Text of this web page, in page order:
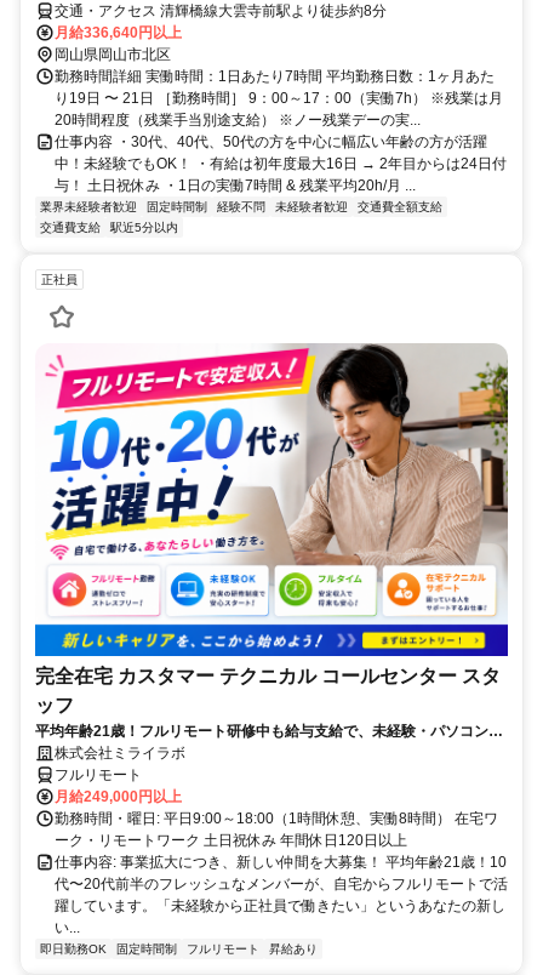
交通・アクセス 清輝橋線大雲寺前駅より徒歩約8分
月給336,640円以上
岡山県岡山市北区
勤務時間詳細 実働時間：1日あたり7時間 平均勤務日数：1ヶ月あた
り19日 〜 21日 ［勤務時間］ 9：00～17：00（実働7h） ※残業は月
20時間程度（残業手当別途支給） ※ノー残業デーの実...
仕事内容 ・30代、40代、50代の方を中心に幅広い年齢の方が活躍
中！未経験でもOK！ ・有給は初年度最大16日 → 2年目からは24日付
与！ 土日祝休み ・1日の実働7時間 & 残業平均20h/月 ...
業界未経験者歓迎 固定時間制 経験不問 未経験者歓迎
交通費全額支給
交通費支給
駅近5分以内
正社員
完全在宅 カスタマー テクニカル コールセンター スタ
ッフ
平均年齢21歳！フルリモート研修中も給与支給で、未経験・パソコンス
キルゼロからOK！パソコン貸出＆ノルマなし！
株式会社ミライラボ
フルリモート
月給249,000円以上
勤務時間・曜日: 平日9:00～18:00（1時間休憩、実働8時間） 在宅ワ
ーク・リモートワーク 土日祝休み 年間休日120日以上
仕事内容: 事業拡大につき、新しい仲間を大募集！ 平均年齢21歳！10
代〜20代前半のフレッシュなメンバーが、自宅からフルリモートで活
躍しています。「未経験から正社員で働きたい」というあなたの新し
い...
即日勤務OK 固定時間制 フルリモート 昇給あり